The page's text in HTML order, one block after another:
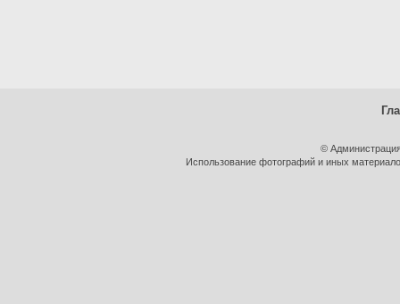
©
Использование фотографий и иных